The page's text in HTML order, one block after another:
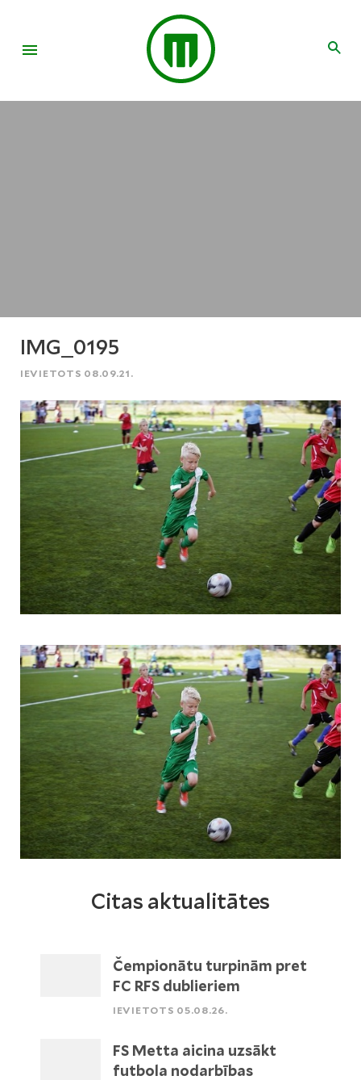
IMG_0195
IEVIETOTS 08.09.21.
Citas aktualitātes
Čempionātu turpinām pret
FC RFS dublieriem
IEVIETOTS 05.08.26.
FS Metta aicina uzsākt
futbola nodarbības